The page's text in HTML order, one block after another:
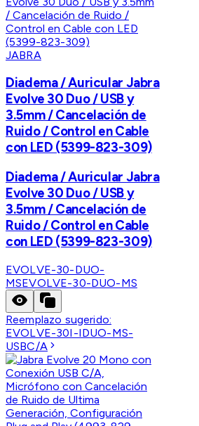
JABRA
Diadema / Auricular Jabra
Evolve 30 Duo / USB y
3.5mm / Cancelación de
Ruido / Control en Cable
con LED (5399-823-309)
Diadema / Auricular Jabra
Evolve 30 Duo / USB y
3.5mm / Cancelación de
Ruido / Control en Cable
con LED (5399-823-309)
EVOLVE-30-DUO-
MSEVOLVE-30-DUO-MS
Reemplazo sugerido:
EVOLVE-30I-IDUO-MS-
USBC/A